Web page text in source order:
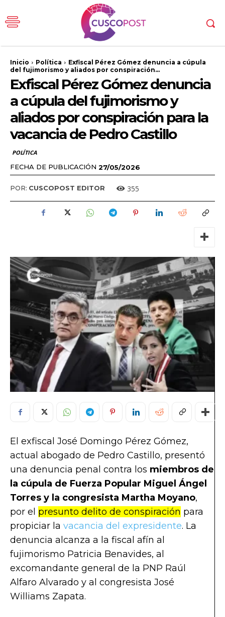
Inicio Política
Exfiscal Pérez Gómez denuncia a cúpula
del fujimorismo y aliados por conspiración...
Exfiscal Pérez Gómez denuncia
a cúpula del fujimorismo y
aliados por conspiración para la
vacancia de Pedro Castillo
POLÍTICA
FECHA DE PUBLICACIÓN 27/05/2026
POR: CUSCOPOST EDITOR 355
El exfiscal José Domingo Pérez Gómez,
actual abogado de Pedro Castillo, presentó
una denuncia penal contra los miembros de
la cúpula de Fuerza Popular Miguel Ángel
Torres y la congresista Martha Moyano,
por el presunto delito de conspiración para
propiciar la vacancia del expresidente. La
denuncia alcanza a la fiscal afín al
fujimorismo Patricia Benavides, al
excomandante general de la PNP Raúl
Alfaro Alvarado y al congresista José
Williams Zapata.